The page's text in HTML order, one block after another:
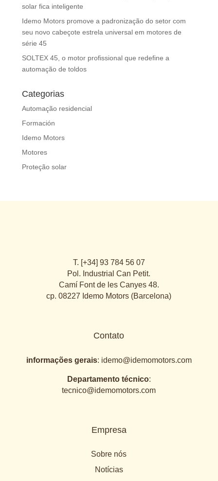
solar fica inteligente
Idemo Motors promove a padronização do setor com
seu novo cabeçote estrela universal em motores de
série 45
SOLTEX 45, o motor profissional que redefine a
automação de toldos
Categorias
Automação residencial
Formación
Idemo Motors
Motores
Proteção solar
T. [+34] 93 784 56 07
Pol. Industrial Can Petit.
Camí Font de les Canyes 48.
cp. 08227 Idemo Motors (Barcelona)
Contato
informações gerais: idemo@idemomotors.com
Departamento técnico:
tecnico@idemomotors.com
Empresa
Sobre nós
Notícias